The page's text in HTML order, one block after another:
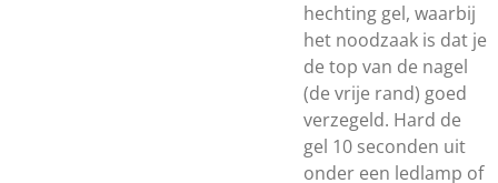
hechting gel, waarbij
het noodzaak is dat je
de top van de nagel
(de vrije rand) goed
verzegeld. Hard de
gel 10 seconden uit
onder een ledlamp of